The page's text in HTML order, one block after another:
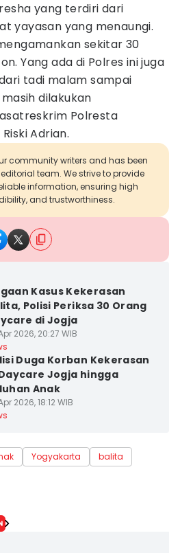
yang terdiri dari
yayasan yang menaungi.
sekitar 30
Yang ada di Polres ini juga
tadi malam sampai
dilakukan
Polresta
Adrian.
community writers and has been
team. We strive to provide
information, ensuring high
and trustworthiness.
Kasus Kekerasan
Polisi Periksa 30 Orang
di Jogja
2026, 20:27 WIB
Duga Korban Kekerasan
Jogja hingga
Anak
2026, 18:12 WIB
Yogyakarta balita